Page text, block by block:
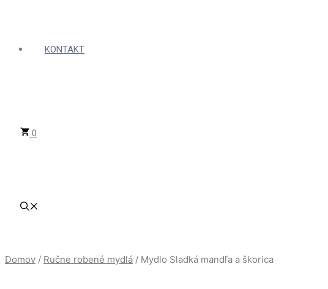
KONTAKT
0
Domov / Ručne robené mydlá / Mydlo Sladká mandľa a škorica